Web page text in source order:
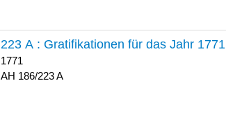
223 A : Gratifikationen für das Jahr 1771
1771
186/223 A